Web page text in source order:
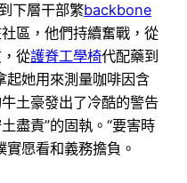
下層干部繁backbone
區，他們持續奮戰，從
從護脊工學椅代配藥到
起她用來測量咖啡因含
土豪發出了冷酷的警告
盡責”的固執。“要害時
實愿看和義務擔負。